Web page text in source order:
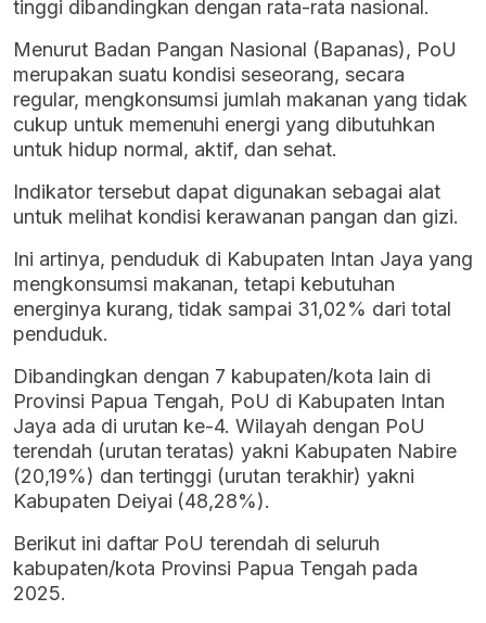
tinggi dibandingkan dengan rata-rata nasional.
Menurut Badan Pangan Nasional (Bapanas), PoU
merupakan suatu kondisi seseorang, secara
regular, mengkonsumsi jumlah makanan yang tidak
cukup untuk memenuhi energi yang dibutuhkan
untuk hidup normal, aktif, dan sehat.
Indikator tersebut dapat digunakan sebagai alat
untuk melihat kondisi kerawanan pangan dan gizi.
Ini artinya, penduduk di Kabupaten Intan Jaya yang
mengkonsumsi makanan, tetapi kebutuhan
energinya kurang, tidak sampai 31,02% dari total
penduduk.
Dibandingkan dengan 7 kabupaten/kota lain di
Provinsi Papua Tengah, PoU di Kabupaten Intan
Jaya ada di urutan ke-4. Wilayah dengan PoU
terendah (urutan teratas) yakni Kabupaten Nabire
(20,19%) dan tertinggi (urutan terakhir) yakni
Kabupaten Deiyai (48,28%).
Berikut ini daftar PoU terendah di seluruh
kabupaten/kota Provinsi Papua Tengah pada
2025.